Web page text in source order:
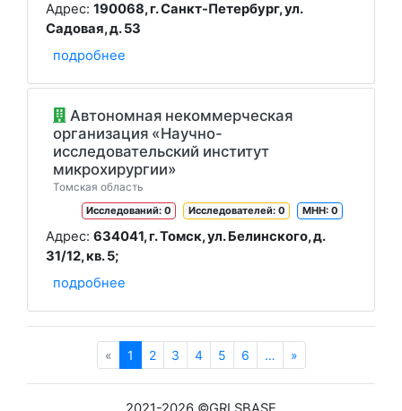
Адрес: 190068, г. Санкт-Петербург, ул.
Садовая, д. 53
подробнее
Автономная некоммерческая
организация «Научно-
исследовательский институт
микрохирургии»
Томская область
МНН: 0
Исследователей: 0
Исследований: 0
Адрес: 634041, г. Томск, ул. Белинского, д.
31/12, кв. 5;
подробнее
« 1 2 3 4 5 6 … »